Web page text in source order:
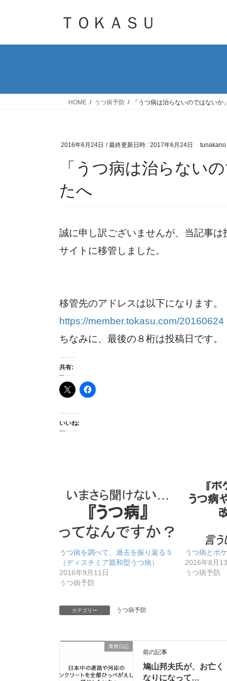
ＴＯＫＡＳＵ
HOME うつ病予防 「うつ病は治らないのではない
2016年6月24日 / 最終更新日時 : 2017年6月24日 tunakano
「うつ病は治らない
たへ
誠に申し訳ございませんが、当記事
サイトに移管しました。
移管先のアドレスは以下になります。
https://member.tokasu.com/20160624
ちなみに、最後の８桁は投稿日です。
共有:
いいね:
うつ病を調べて、過去を振り返る５
（ディスチミア親和型うつ病）
2016年9月11日
うつ病予防
うつ病とポ
2016年8月
うつ病予防
カテゴリー うつ病予防
業務日記
前の記事
鳩山邦夫氏が、お亡く
なりになって…